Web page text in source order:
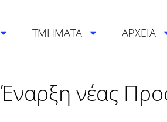
ΤΜΗΜΑΤΑ ΑΡΧΕΙΑ
Έναρξη νέας